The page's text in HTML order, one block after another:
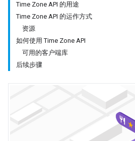
Time Zone API 的用途
Time Zone API 的运作方式
资源
如何使用 Time Zone API
可用的客户端库
后续步骤